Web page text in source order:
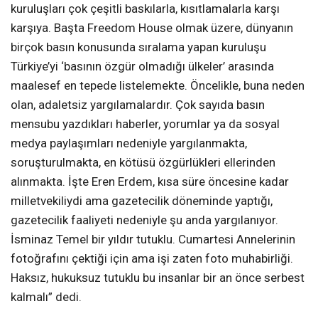
kuruluşları çok çeşitli baskılarla, kısıtlamalarla karşı
karşıya. Başta Freedom House olmak üzere, dünyanın
birçok basın konusunda sıralama yapan kuruluşu
Türkiye’yi ‘basının özgür olmadığı ülkeler’ arasında
maalesef en tepede listelemekte. Öncelikle, buna neden
olan, adaletsiz yargılamalardır. Çok sayıda basın
mensubu yazdıkları haberler, yorumlar ya da sosyal
medya paylaşımları nedeniyle yargılanmakta,
soruşturulmakta, en kötüsü özgürlükleri ellerinden
alınmakta. İşte Eren Erdem, kısa süre öncesine kadar
milletvekiliydi ama gazetecilik döneminde yaptığı,
gazetecilik faaliyeti nedeniyle şu anda yargılanıyor.
İsminaz Temel bir yıldır tutuklu. Cumartesi Annelerinin
fotoğrafını çektiği için ama işi zaten foto muhabirliği.
Haksız, hukuksuz tutuklu bu insanlar bir an önce serbest
kalmalı” dedi.